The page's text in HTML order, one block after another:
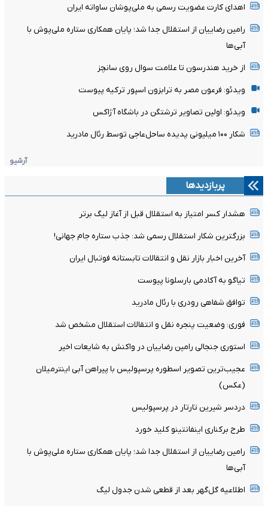
اهدای کارت عضویت رسمی به ملی‌پوشان ساواته ایران
رامین رضاییان از استقلال جدا شد؛ پایان همکاری ستاره ملی‌پوش با
آبی‌ها
از خرید هندرسون تا علامت سوال روی سانچز
ویدئو: فرعون مصر به ترابزون اسپور ترکیه پیوست
ویدئو: اولین تصاویر ترشتگن در باشگاه آژاکس
شکار ۱۰۰ میلیونی پدیده ساحل‌عاجی توسط رئال مادرید
آرشیو
پربازدیدها
هشدار کسر امتیاز به استقلال قبل از آغاز لیگ برتر
بزرگترین شکار استقلال رسمی شد: جذب ستاره جام جهانی!
آخرین اخبار بازار نقل و انتقالات تابستانه فوتبال ایران
تیاگو به آکادمی بارسلونا پیوست
توافق شفاهی رودری با رئال مادرید
فوری: وضعیت پنجره نقل و انتقالات استقلال مشخص شد
استوری جنجالی رامین رضاییان در واکنش به شایعات اخیر
عجیب‌ترین تصویر اسطوره پرسپولیس با پیراهن آبی اینترمیلان
(عکس)
دردسر شیرین تارتار در پرسپولیس
طرح برکناری اینفانتینو کلید خورد
رامین رضاییان از استقلال جدا شد؛ پایان همکاری ستاره ملی‌پوش با
آبی‌ها
اطلاعیه گل‌گهر بعد از قطعی شدن جدول لیگ